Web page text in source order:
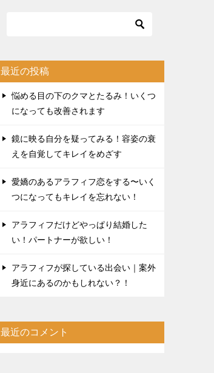
最近の投稿
悩める目の下のクマとたるみ！いくつ
になっても改善されます
鏡に映る自分を疑ってみる！容姿の衰
えを自覚してキレイをめざす
愛嬌のあるアラフィフ恋をする〜いく
つになってもキレイを忘れない！
アラフィフだけどやっぱり結婚した
い！パートナーが欲しい！
アラフィフが探している出会い｜案外
身近にあるのかもしれない？！
最近のコメント